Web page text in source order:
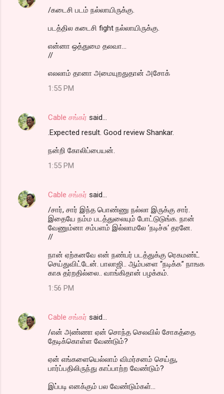
/கடைசி படம் நல்லாயிருக்கு.
படத்தில கடைசி fight நல்லாயிருக்கு.
என்னா ஒத்துமை தலவா...
//
எலலாம் தானா அமையுறதுதான் அசோக்
1:55 PM
Cable சங்கர் said…
.Expected result. Good review Shankar.
நன்றி கோலிப்பையன்.
1:55 PM
Cable சங்கர் said…
/சார், சார் இந்த பொண்ணு நல்லா இருக்கு சார்.
இதையே நம்ம படத்துலையும் போட்டுடுங்க. நான்
வேணும்னா சம்பளம் இல்லாமலே ’நடிச்சு‘ தரனே.
//
நான் ஏற்கனவே என் நண்பர் படத்துக்கு ரெகமண்ட்
செய்துவிட்டேன். பாலாஜி.. ஆம்பளை “நடிக்க” நாஙக
காசு தர்றதில்லை.. வாங்கிதான் பழக்கம்.
1:56 PM
Cable சங்கர் said…
/என் அண்ணா ஏன் சொந்த செலவில் சோகத்தை
தேடிக்கொள்ள வேண்டும்?
ஏன் எங்களையெல்லாம் விமர்சனம் செய்து,
பார்ப்பதிலிருந்து காப்பாற்ற வேண்டும்?
இப்படி எனக்கும் பல வேண்டும்கள்...